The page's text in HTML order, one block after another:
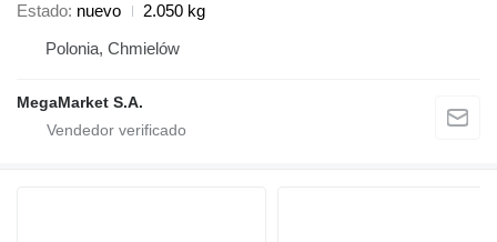
Estado nuevo
2.050 kg
Polonia, Chmielów
MegaMarket S.A.